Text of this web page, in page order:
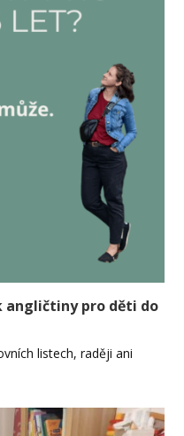
angličtiny pro děti do
listech, raději ani